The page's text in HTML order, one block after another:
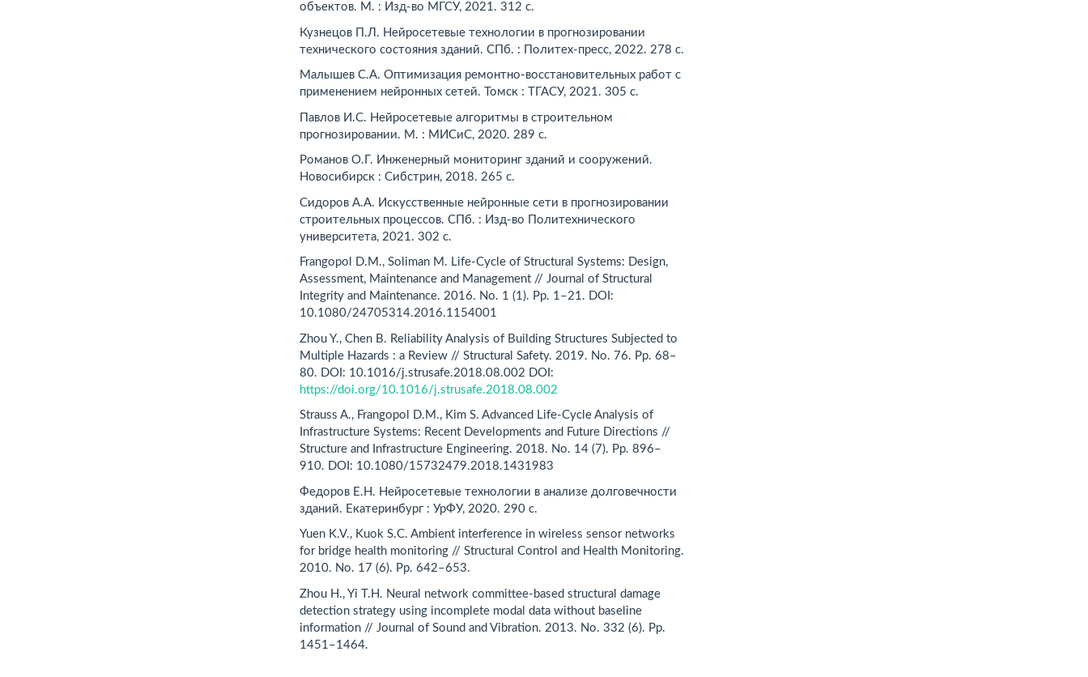
объектов. М. : Изд-во МГСУ, 2021. 312 с.
Кузнецов П.Л. Нейросетевые технологии в прогнозировании
технического состояния зданий. СПб. : Политех-пресс, 2022. 278 с.
Малышев С.А. Оптимизация ремонтно-восстановительных работ с
применением нейронных сетей. Томск : ТГАСУ, 2021. 305 с.
Павлов И.С. Нейросетевые алгоритмы в строительном
прогнозировании. М. : МИСиС, 2020. 289 с.
Романов О.Г. Инженерный мониторинг зданий и сооружений.
Новосибирск : Сибстрин, 2018. 265 с.
Сидоров А.А. Искусственные нейронные сети в прогнозировании
строительных процессов. СПб. : Изд-во Политехнического
университета, 2021. 302 с.
Frangopol D.M., Soliman M. Life-Cycle of Structural Systems: Design,
Assessment, Maintenance and Management // Journal of Structural
Integrity and Maintenance. 2016. No. 1 (1). Рр. 1–21. DOI:
10.1080/24705314.2016.1154001
Zhou Y., Chen B. Reliability Analysis of Building Structures Subjected to
Multiple Hazards : a Review // Structural Safety. 2019. No. 76. Рр. 68–
80. DOI: 10.1016/j.strusafe.2018.08.002 DOI:
https://doi.org/10.1016/j.strusafe.2018.08.002
Strauss A., Frangopol D.M., Kim S. Advanced Life-Cycle Analysis of
Infrastructure Systems: Recent Developments and Future Directions //
Structure and Infrastructure Engineering. 2018. No. 14 (7). Рр. 896–
910. DOI: 10.1080/15732479.2018.1431983
Федоров Е.Н. Нейросетевые технологии в анализе долговечности
зданий. Екатеринбург : УрФУ, 2020. 290 с.
Yuen K.V., Kuok S.C. Ambient interference in wireless sensor networks
for bridge health monitoring // Structural Control and Health Monitoring.
2010. No. 17 (6). Рр. 642–653.
Zhou H., Yi T.H. Neural network committee-based structural damage
detection strategy using incomplete modal data without baseline
information // Journal of Sound and Vibration. 2013. No. 332 (6). Рр.
1451–1464.